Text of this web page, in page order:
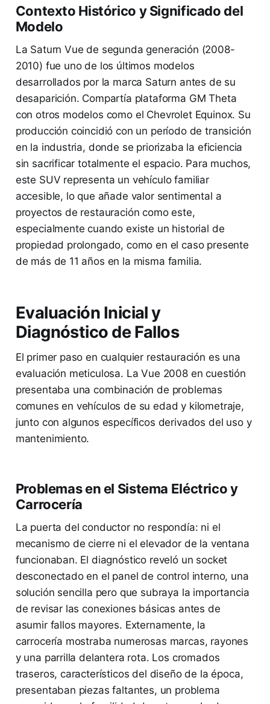
Contexto Histórico y Significado del
Modelo
La Saturn Vue de segunda generación (2008-
2010) fue uno de los últimos modelos
desarrollados por la marca Saturn antes de su
desaparición. Compartía plataforma GM Theta
con otros modelos como el Chevrolet Equinox. Su
producción coincidió con un período de transición
en la industria, donde se priorizaba la eficiencia
sin sacrificar totalmente el espacio. Para muchos,
este SUV representa un vehículo familiar
accesible, lo que añade valor sentimental a
proyectos de restauración como este,
especialmente cuando existe un historial de
propiedad prolongado, como en el caso presente
de más de 11 años en la misma familia.
Evaluación Inicial y
Diagnóstico de Fallos
El primer paso en cualquier restauración es una
evaluación meticulosa. La Vue 2008 en cuestión
presentaba una combinación de problemas
comunes en vehículos de su edad y kilometraje,
junto con algunos específicos derivados del uso y
mantenimiento.
Problemas en el Sistema Eléctrico y
Carrocería
La puerta del conductor no respondía: ni el
mecanismo de cierre ni el elevador de la ventana
funcionaban. El diagnóstico reveló un socket
desconectado en el panel de control interno, una
solución sencilla pero que subraya la importancia
de revisar las conexiones básicas antes de
asumir fallos mayores. Externamente, la
carrocería mostraba numerosas marcas, rayones
y una parrilla delantera rota. Los cromados
traseros, característicos del diseño de la época,
presentaban piezas faltantes, un problema